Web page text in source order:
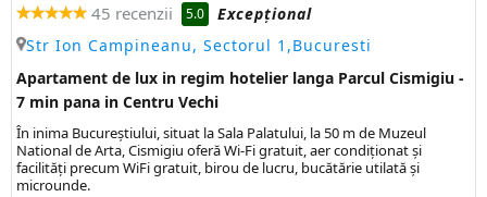
45 recenzii 5.0
Excepţional
Str Ion Campineanu, Sectorul 1,Bucuresti
Apartament de lux in regim hotelier langa Parcul Cismigiu -
7 min pana in Centru Vechi
În inima Bucureștiului, situat la Sala Palatului, la 50 m de Muzeul
National de Arta, Cismigiu oferă Wi-Fi gratuit, aer condiționat și
facilități precum WiFi gratuit, birou de lucru, bucătărie utilată și
microunde.